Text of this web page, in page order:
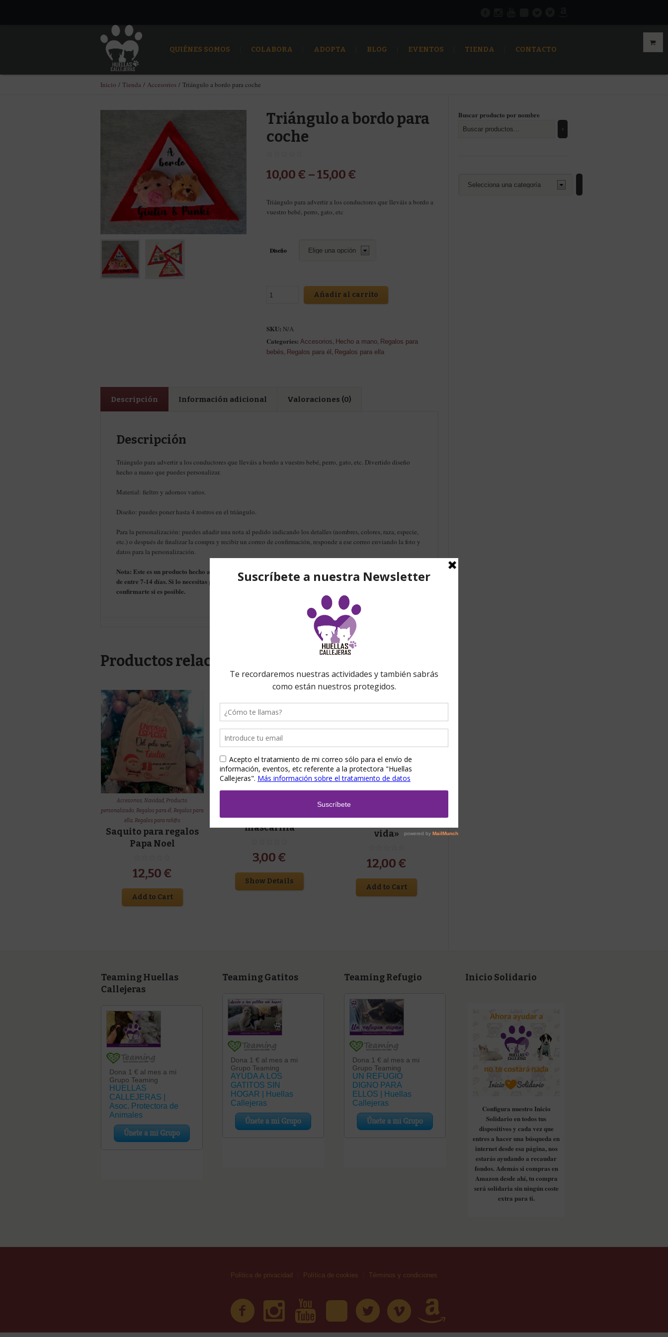
QUIÉNES SOMOS COLABORA ADOPTA BLOG EVENTOS TIENDA CONTACTO
Inicio / Tienda / Accesorios / Triángulo a bordo para coche
Triángulo a bordo para
coche
10,00 € –15,00 €
Triángulo para advertir a los conductores que lleváis a bordo a
vuestro bebé, perro, gato, etc
Diseño
Añadir al carrito
SKU: N/A
Categories: Accesorios, Hecho a mano, Regalos para
bebés, Regalos para él , Regalos para ella
Descripción Información adicional Valoraciones (0)
Descripción
Triángulo para advertir a los conductores que lleváis a bordo a vuestro bebé, perro, gato, etc. Divertido diseño
hecho a mano que puedes personalizar.
Material: fieltro y adornos varios.
Diseño: puedes poner hasta 4 rostros en el triángulo.
Para la personalización: puedes añadir una nota al pedido indicando los detalles (nombres, colores, raza, especie,
etc.) o después de finalizar la compra y recibir un correo de confirmación, responde a ese correo enviando la foto y
datos para la personalización.
Nota: Este es un producto hecho a mano con mucho amor por voluntari@s y tiene un periodo de preparación
de entre 7-14 días. Si lo necesitas para una fecha en concreto, por favor, contacta primero con nosotros para
confirmarte si es posible.
Productos relacionados
Accesorios,Navidad,Producto
personalizado, Regalos para él, Regalos para
ella, Regalos para niñ@s
Saquito para regalos
Papa Noel
12,50 €
Add to Cart
Collar sujeta
mascarilla
3,00 €
Show Details
Taza «Un guiño a la
vida»
12,00 €
Add to Cart
Buscar producto por nombre
una
Teaming Huellas
Callejeras
Teaming Gatitos Teaming Refugio Inicio Solidario
Configura nuestro Inicio
Solidario en todos tus
dispositivos y cada vez que
entres a hacer una búsqueda en
internet desde esa página, nos
estarás ayudando a recaudar
fondos. Además si compras en
Amazon desde ahí, tu compra
será solidaria sin ningún coste
extra para ti.
Política de privacidad Política de cookies Términos y condiciones